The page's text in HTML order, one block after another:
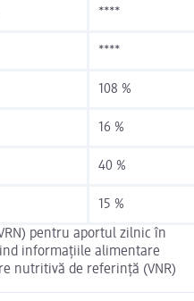
****
****
108 %
16 %
40 %
15 %
pentru aportul zilnic în
informațiile alimentare
nutritivă de referință (VNR)